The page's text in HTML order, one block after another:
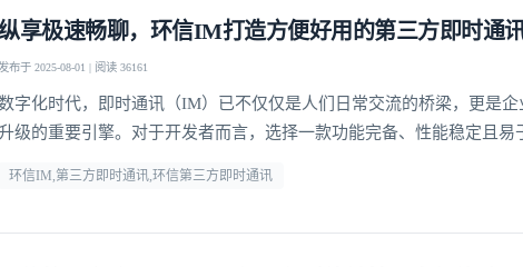
享极速畅聊，环信IM打造方便好用的第三方即时通
发布于 2025-08-01 | 阅读 36161
字化时代，即时通讯（IM）已不仅仅是人们日常交流的桥梁，更是企
级的重要引擎。对于开发者而言，选择一款功能完备、性能稳定且易
环信IM,第三方即时通讯,环信第三方即时通讯
登录客服云